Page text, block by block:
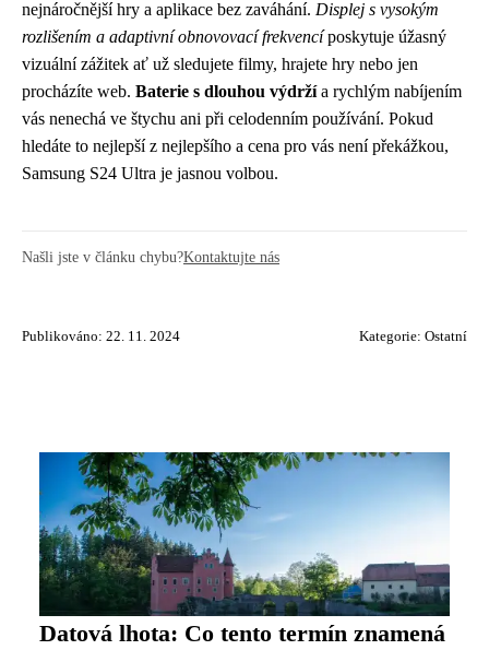
nejnáročnější hry a aplikace bez zaváhání. Displej s vysokým
rozlišením a adaptivní obnovovací frekvencíposkytuje úžasný
vizuální zážitek ať už sledujete filmy, hrajete hry nebo jen
procházíte web. Baterie s dlouhou výdržía rychlým nabíjením
vás nenechá ve štychu ani při celodenním používání. Pokud
hledáte to nejlepší z nejlepšího a cena pro vás není překážkou,
Samsung S24 Ultra je jasnou volbou.
Našli jste v článku chybu?Kontaktujte nás
Publikováno: 22. 11. 2024 Kategorie: Ostatní
Datová lhota: Co tento termín znamená